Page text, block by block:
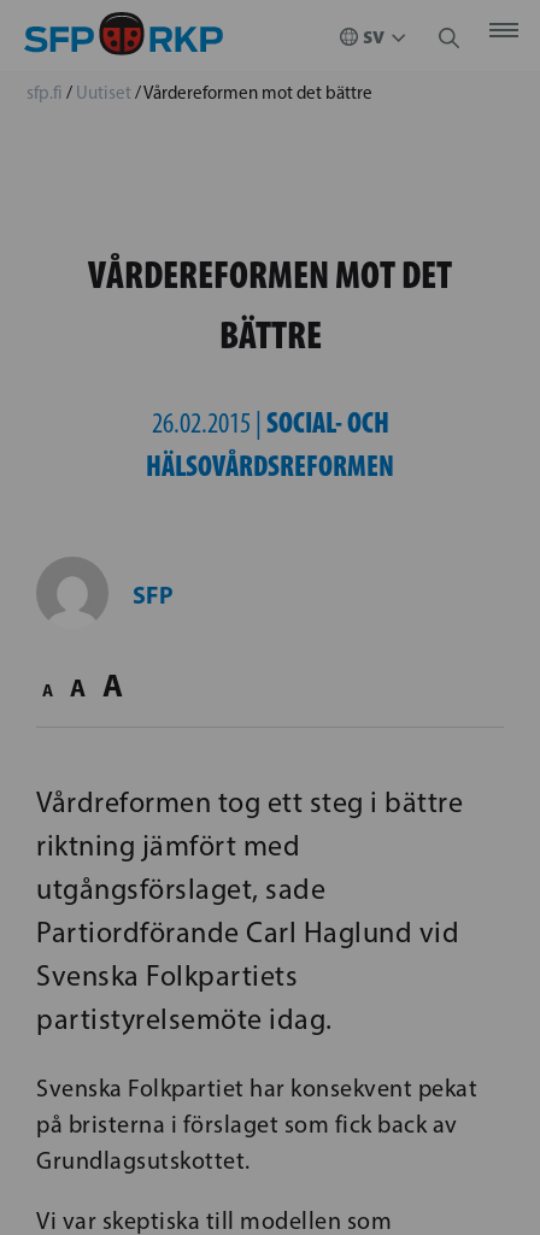
sfp.fi / Uutiset/Vårdereformen mot det bättre
VÅRDEREFORMEN MOT DET
BÄTTRE
26.02.2015 | SOCIAL- OCH
HÄLSOVÅRDSREFORMEN
SFP
A A A
Vårdreformen tog ett steg i bättre
riktning jämfört med
utgångsförslaget, sade
Partiordförande Carl Haglund vid
Svenska Folkpartiets
partistyrelsemöte idag.
Svenska Folkpartiet har konsekvent pekat
på bristerna i förslaget som fick back av
Grundlagsutskottet.
Vi var skeptiska till modellen som